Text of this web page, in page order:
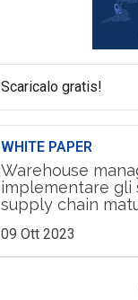
Scaricalo gratis!
WHITE PAPER
Warehouse
implementare gli
supply chain
09 Ott 2023